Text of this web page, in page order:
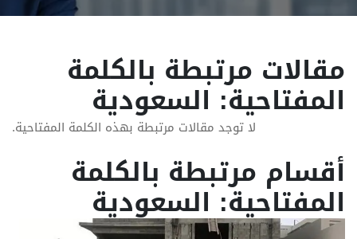
مقالات مرتبطة بالكلمة
المفتاحية: السعودية
لا توجد مقالات مرتبطة بهذه الكلمة المفتاحية.
أقسام مرتبطة بالكلمة
المفتاحية: السعودية